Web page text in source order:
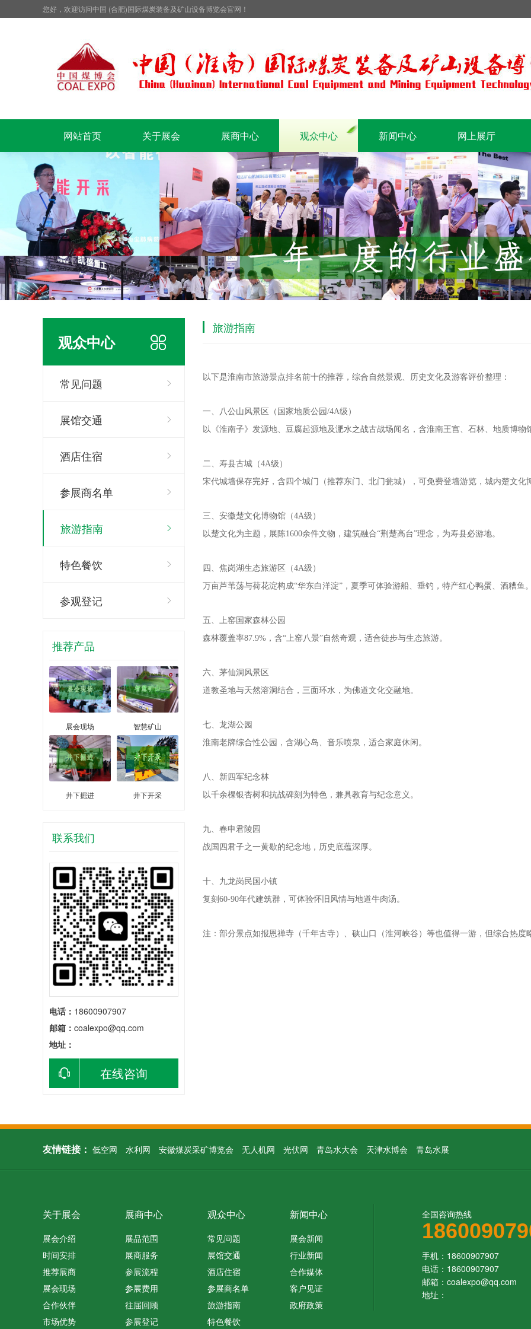
您好，欢迎访问中国 (合肥)国际煤炭装备及矿山设备博览会官网！
网站首页 关于展会 展商中心 观众中心 新闻中心 网上展厅
观众中心
常见问题
展馆交通
酒店住宿
参展商名单
旅游指南
特色餐饮
参观登记
推荐产品
展会现场 智慧矿山
井下掘进 井下开采
联系我们
电话： 18600907907
邮箱： coalexpo@qq.com
地址：
在线咨询
旅游指南
以下是淮南市旅游景点排名前十的推荐，综合自然景观、历史文化及游客评价整理：
一、八公山风景区（国家地质公园/4A级）
以《淮南子》发源地、豆腐起源地及淝水之战古战场闻名，含淮南王宫、石林、地质博物
二、寿县古城（4A级）
宋代城墙保存完好，含四个城门（推荐东门、北门瓮城），可免费登墙游览，城内楚文化
三、安徽楚文化博物馆（4A级）
以楚文化为主题，展陈1600余件文物，建筑融合“荆楚高台”理念，为寿县必游地‌。
四、焦岗湖生态旅游区（4A级）
万亩芦苇荡与荷花淀构成“华东白洋淀”，夏季可体验游船、垂钓，特产红心鸭蛋、酒糟鱼‌
五、上窑国家森林公园
森林覆盖率87.9%，含“上窑八景”自然奇观，适合徒步与生态旅游‌。
六、茅仙洞风景区
道教圣地与天然溶洞结合，三面环水，为佛道文化交融地‌。
七、龙湖公园
淮南老牌综合性公园，含湖心岛、音乐喷泉，适合家庭休闲‌。
八、新四军纪念林
以千余棵银杏树和抗战碑刻为特色，兼具教育与纪念意义‌。
九、春申君陵园
战国四君子之一黄歇的纪念地，历史底蕴深厚‌。
十、九龙岗民国小镇
复刻60-90年代建筑群，可体验怀旧风情与地道牛肉汤‌。
注‌：部分景点如报恩禅寺（千年古寺）、硖山口（淮河峡谷）等也值得一游，但综合热度
友情链接： 低空网 水利网 安徽煤炭采矿博览会 无人机网 光伏网 青岛水大会 天津水博会 青岛水展
关于展会
展会介绍
时间安排
推荐展商
展会现场
合作伙伴
市场优势
展商中心
展品范围
展商服务
参展流程
参展费用
往届回顾
参展登记
观众中心
常见问题
展馆交通
酒店住宿
参展商名单
旅游指南
特色餐饮
新闻中心
展会新闻
行业新闻
合作媒体
客户见证
政府政策
全国咨询热线
手机：18600907907
电话：18600907907
邮箱：coalexpo@qq.com
地址：